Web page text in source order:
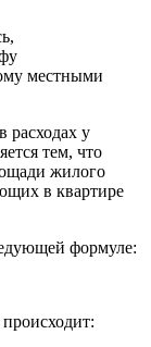
местными
расходах у
тем, что
жилого
в квартире
формуле: